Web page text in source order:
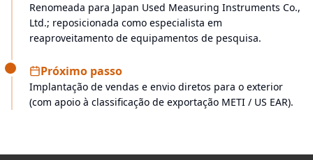
Renomeada para Japan Used Measuring Instruments Co.,
Ltd.; reposicionada como especialista em
reaproveitamento de equipamentos de pesquisa.
Próximo passo
Implantação de vendas e envio diretos para o exterior
(com apoio à classificação de exportação METI / US EAR).